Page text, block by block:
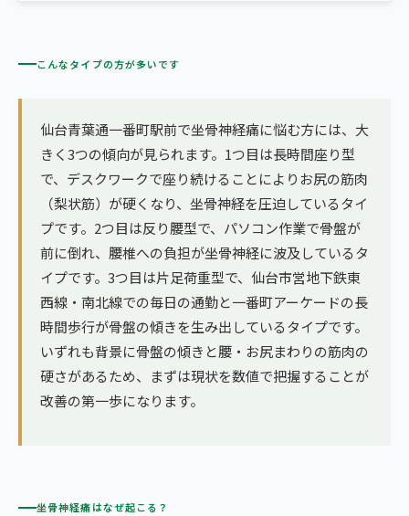
こんなタイプの方が多いです
仙台青葉通一番町駅前で坐骨神経痛に悩む方には、大
きく3つの傾向が見られます。1つ目は長時間座り型
で、デスクワークで座り続けることによりお尻の筋肉
（梨状筋）が硬くなり、坐骨神経を圧迫しているタイ
プです。2つ目は反り腰型で、パソコン作業で骨盤が
前に倒れ、腰椎への負担が坐骨神経に波及しているタ
イプです。3つ目は片足荷重型で、仙台市営地下鉄東
西線・南北線での毎日の通勤と一番町アーケードの長
時間歩行が骨盤の傾きを生み出しているタイプです。
いずれも背景に骨盤の傾きと腰・お尻まわりの筋肉の
硬さがあるため、まずは現状を数値で把握することが
改善の第一歩になります。
坐骨神経痛はなぜ起こる？